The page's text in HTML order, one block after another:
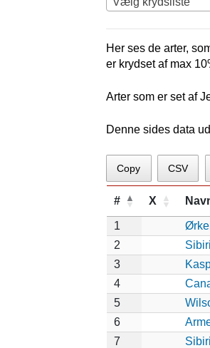
Her ses de arter,
er krydset af max
Arter som er set af
Denne sides data
Copy CSV
# X
1
2
3
4
5
6
7